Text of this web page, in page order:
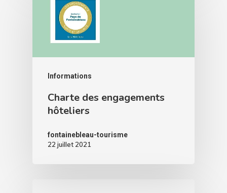
Informations
Charte des engagements
hôteliers
fontainebleau-tourisme
22 juillet 2021